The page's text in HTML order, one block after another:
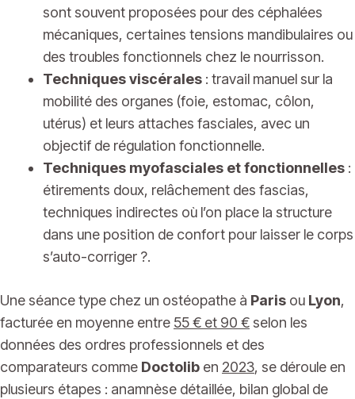
sont souvent proposées pour des céphalées
mécaniques, certaines tensions mandibulaires ou
des troubles fonctionnels chez le nourrisson.
Techniques viscérales : travail manuel sur la
mobilité des organes (foie, estomac, côlon,
utérus) et leurs attaches fasciales, avec un
objectif de régulation fonctionnelle.
Techniques myofasciales et fonctionnelles :
étirements doux, relâchement des fascias,
techniques indirectes où l’on place la structure
dans une position de confort pour laisser le corps
s’auto-corriger ?.
Une séance type chez un ostéopathe à Paris ou Lyon,
facturée en moyenne entre 55 € et 90 € selon les
données des ordres professionnels et des
comparateurs comme Doctolib en 2023, se déroule en
plusieurs étapes : anamnèse détaillée, bilan global de